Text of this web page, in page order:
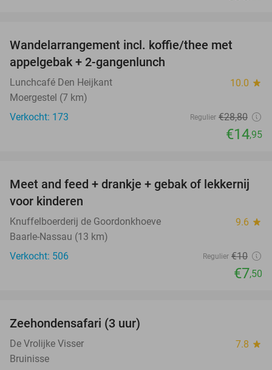
Wandelarrangement incl. koffie/thee met
appelgebak + 2-gangenlunch
Lunchcafé Den Heijkant 10.0 star
Moergestel (7 km)
Verkocht: 173
Regulier €28,80
€14,95
25%
Meet and feed + drankje + gebak of lekkernij
voor kinderen
Knuffelboerderij de Goordonkhoeve 9.6 star
Baarle-Nassau (13 km)
Verkocht: 506
Regulier €10
€7,50
Zeehondensafari (3 uur)
De Vrolijke Visser 7.8 star
Bruinisse